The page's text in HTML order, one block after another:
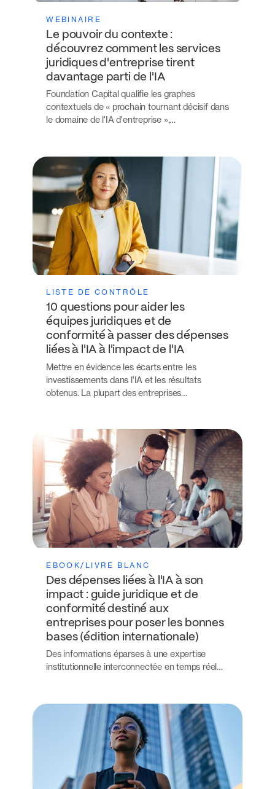
WEBINAIRE
Le pouvoir du contexte :
découvrez comment les services
juridiques d'entreprise tirent
davantage parti de l'IA
Foundation Capital qualifie les graphes
contextuels de « prochain tournant décisif dans
le domaine de l'IA d'entreprise »,…
LISTE DE CONTRÔLE
10 questions pour aider les
équipes juridiques et de
conformité à passer des dépenses
liées à l'IA à l'impact de l'IA
Mettre en évidence les écarts entre les
investissements dans l'IA et les résultats
obtenus. La plupart des entreprises…
EBOOK/LIVRE BLANC
Des dépenses liées à l'IA à son
impact : guide juridique et de
conformité destiné aux
entreprises pour poser les bonnes
bases (édition internationale)
Des informations éparses à une expertise
institutionnelle interconnectée en temps réel…